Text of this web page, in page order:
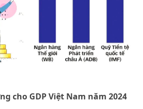
cho GDP Việt Nam năm 2024